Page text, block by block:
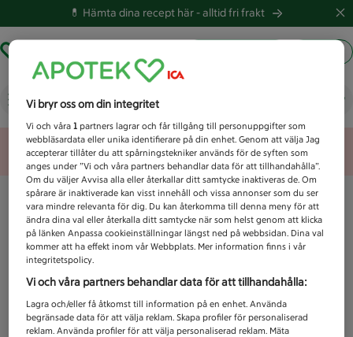
💊 Hämta dina recept här -alltid fri frakt
Vad letar du efter idag?
Unknown error
Vi bryr oss om din integritet
Vi och våra1 partners lagrar och får tillgång till personuppgifter som
webbläsardata eller unika identifierare på din enhet. Genom att välja Jag
accepterar tillåter du att spårningstekniker används för de syften som
anges under ”Vi och våra partners behandlar data för att tillhandahålla”.
Om du väljer Avvisa alla eller återkallar ditt samtycke inaktiveras de. Om
spårare är inaktiverade kan visst innehåll och vissa annonser som du ser
vara mindre relevanta för dig. Du kan återkomma till denna meny för att
ändra dina val eller återkalla ditt samtycke när som helst genom att klicka
på länken Anpassa cookieinställningar längst ned på webbsidan. Dina val
kommer att ha effekt inom vår Webbplats. Mer information finns i vår
integritetspolicy.
Vi och våra partners behandlar data för att tillhandahålla:
Lagra och/eller få åtkomst till information på en enhet. Använda
begränsade data för att välja reklam. Skapa profiler för personaliserad
reklam. Använda profiler för att välja personaliserad reklam. Mäta